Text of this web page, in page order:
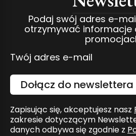
Podaj swój adres e-
otrzymywać informacje
Twój adres e-mail
Dołącz do newslettera
Zapisując się, akceptujesz nasz
zakresie dotyczącym
danych odbywa się zgodnie z